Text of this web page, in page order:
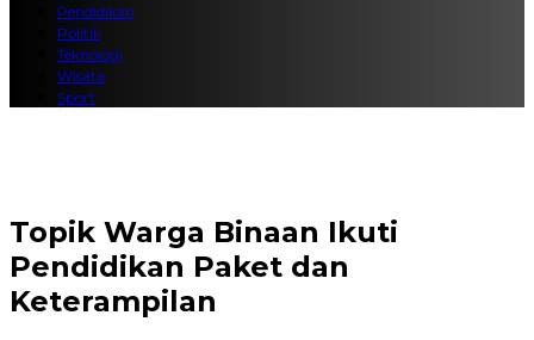
Pendidikan
Politik
Teknologi
Wisata
Sport
Topik Warga Binaan Ikuti
Pendidikan Paket dan
Keterampilan